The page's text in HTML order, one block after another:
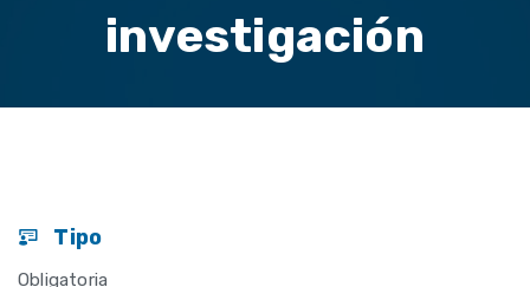
investigación
Tipo
Obligatoria